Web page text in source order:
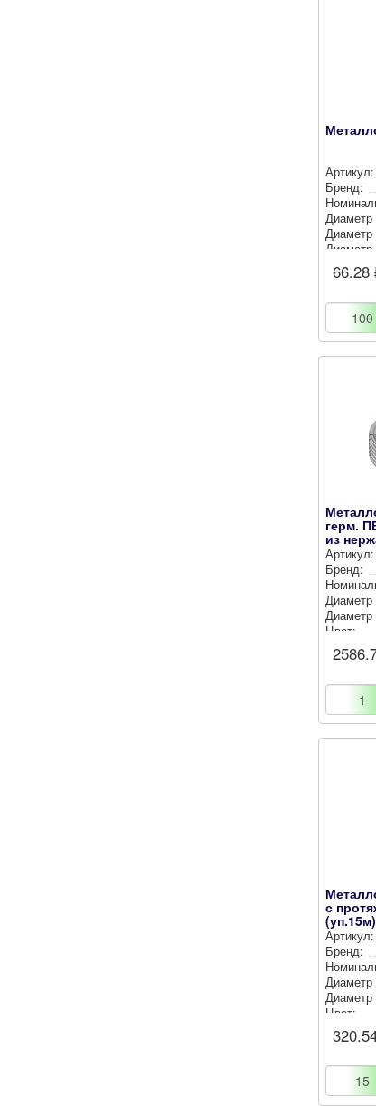
Артикул:
Бренд:
Диаметр
Цвет:
66.28
герм.
из
Артикул:
Бренд:
Диаметр
Цвет:
с
(уп.15м)
Артикул:
Бренд:
Диаметр
Цвет: